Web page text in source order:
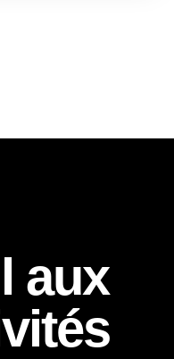
aux